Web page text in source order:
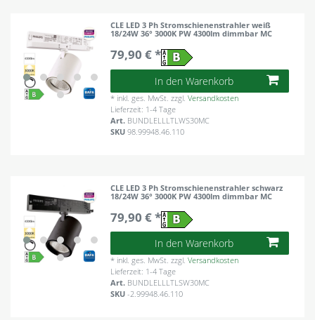
CLE LED 3 Ph Stromschienenstrahler weiß
18/24W 36° 3000K PW 4300lm dimmbar MC
79,90 € *
In den Warenkorb
* inkl. ges. MwSt. zzgl.Versandkosten
Lieferzeit: 1-4 Tage
Art. BUNDLELLLTLWS30MC
SKU98.99948.46.110
CLE LED 3 Ph Stromschienenstrahler schwarz
18/24W 36° 3000K PW 4300lm dimmbar MC
79,90 € *
In den Warenkorb
* inkl. ges. MwSt. zzgl.Versandkosten
Lieferzeit: 1-4 Tage
Art. BUNDLELLLTLSW30MC
SKU-2.99948.46.110